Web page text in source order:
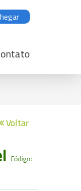
Voltar
Código: